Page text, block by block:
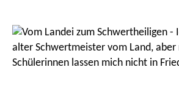
Bildergalerie überspringen